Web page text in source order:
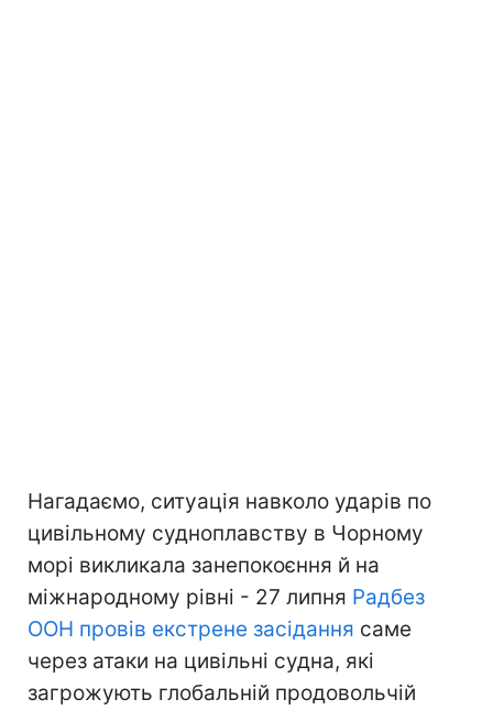
Нагадаємо, ситуація навколо ударів по
цивільному судноплавству в Чорному
морі викликала занепокоєння й на
міжнародному рівні - 27 липня Радбез
ООН провів екстрене засідання саме
через атаки на цивільні судна, які
загрожують глобальній продовольчій